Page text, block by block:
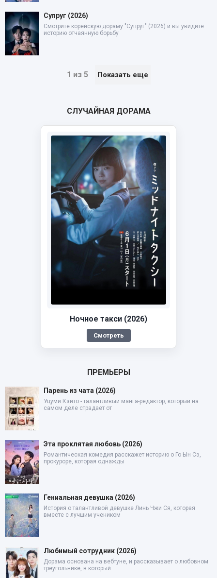
Супруг (2026)
Смотрите корейскую дораму "Супруг" (2026) и вы увидите
историю отчаянную борьбу
1 из 5 Показать еще
СЛУЧАЙНАЯ ДОРАМА
Ночное такси (2026)
Смотреть
ПРЕМЬЕРЫ
Парень из чата (2026)
Уцуми Кэйто - талантливый манга-редактор, который на
самом деле страдает от
Эта проклятая любовь (2026)
Романтическая комедия расскажет историю о Го Ын Сэ,
прокуроре, которая однажды
Гениальная девушка (2026)
История о талантливой девушке Линь Чжи Ся, которая
вместе с лучшим учеником
Любимый сотрудник (2026)
Дорама основана на вебтуне, и рассказывает о любовном
треугольнике, в который